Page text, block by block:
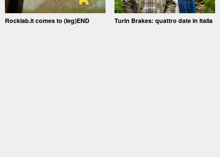
Rocklab.it comes to (leg)END Turin Brakes: quattro date in Italia